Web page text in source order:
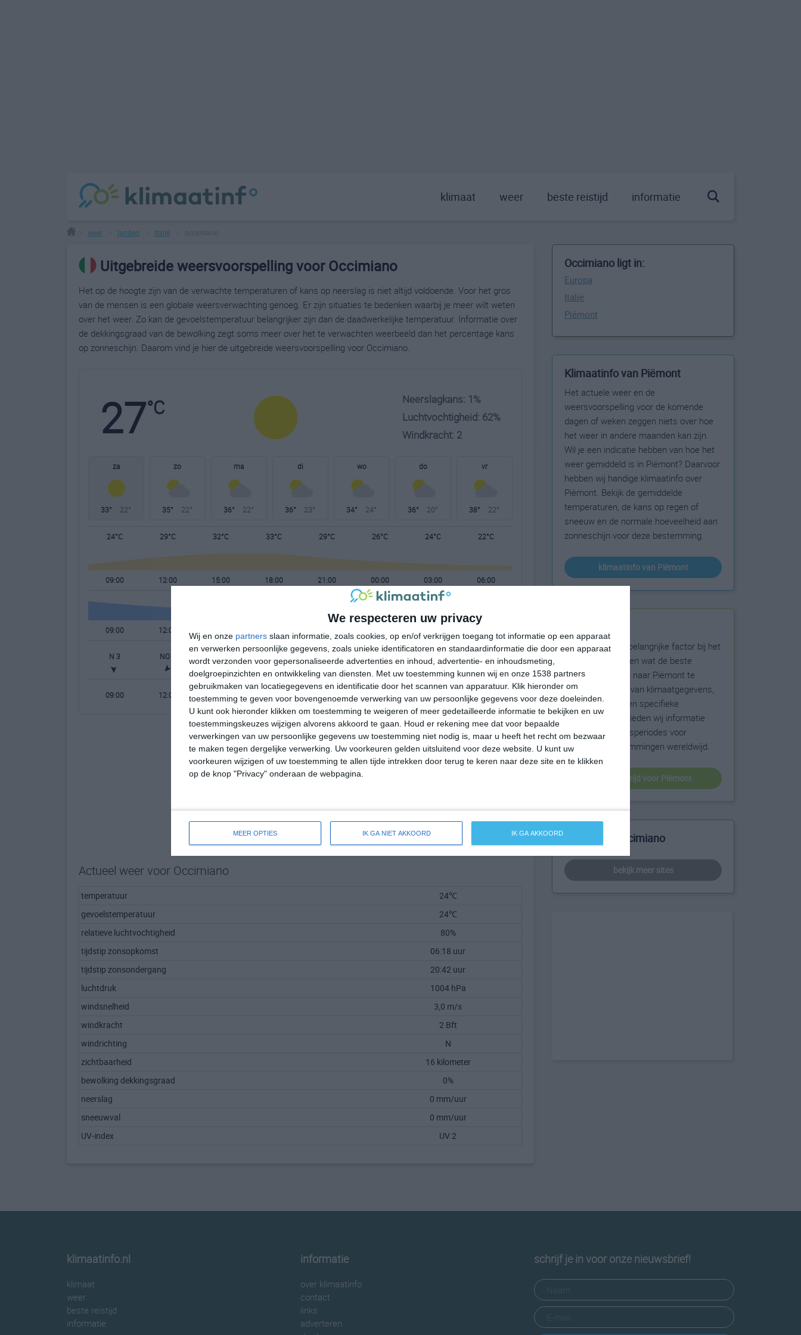
We respecteren uw privacy
Wij en onze partners slaan informatie, zoals cookies, op en/of verkrijgen toegang tot informatie op een apparaat
en verwerken persoonlijke gegevens, zoals unieke identificatoren en standaardinformatie die door een apparaat
wordt verzonden voor gepersonaliseerde advertenties en inhoud, advertentie- en inhoudsmeting,
doelgroepinzichten en ontwikkeling van diensten.
Met uw toestemming kunnen wij en onze 1538 partners
gebruikmaken van locatiegegevens en identificatie door het scannen van apparatuur. Klik hieronder om
toestemming te geven voor bovengenoemde verwerking van uw persoonlijke gegevens voor deze doeleinden.
U kunt ook hieronder klikken om toestemming te weigeren of meer gedetailleerde informatie te bekijken en uw
toestemmingskeuzes wijzigen alvorens akkoord te gaan.
Houd er rekening mee dat voor bepaalde
verwerkingen van uw persoonlijke gegevens uw toestemming niet nodig is, maar u heeft het recht om bezwaar
te maken tegen dergelijke verwerking. Uw voorkeuren gelden uitsluitend voor deze website. U kunt uw
voorkeuren wijzigen of uw toestemming te allen tijde intrekken door terug te keren naar deze site en te klikken
op de knop "Privacy" onderaan de webpagina.
MEER OPTIES IK GA NIET AKKOORD IK GA AKKOORD
klimaat weer beste reistijd informatie
weer landen italië
Uitgebreide weersvoorspelling voor Occimiano
Het op de hoogte zijn van de verwachte temperaturen of kans op neerslag is niet altijd voldoende. Voor het gros
van de mensen is een globale weersverwachting genoeg. Er zijn situaties te bedenken waarbij je meer wilt weten
over het weer. Zo kan de gevoelstemperatuur belangrijker zijn dan de daadwerkelijke temperatuur. Informatie over
de dekkingsgraad van de bewolking zegt soms meer over het te verwachten weerbeeld dan het percentage kans
op zonneschijn. Daarom vind je hier de uitgebreide weersvoorspelling voor Occimiano.
27°C
Neerslagkans: 1%
Luchtvochtigheid: 62%
Windkracht: 2
za
33° 22°
zo
35° 22°
ma
36° 22°
di
36° 23°
wo
34° 24°
do
36° 20°
vr
38° 22°
24°C 29°C 32°C 33°C 29°C 26°C 24°C 22°C
09:00 12:00 15:00 18:00 21:00 00:00 03:00 06:00
09:00 12:00
N 3 NO 2 ONO 2 NNO 1 NW 1 NNW 2 NNW 2
09:00 12:00 15:00 00:00
Actueel weer voor Occimiano
temperatuur
24℃
gevoelstemperatuur
24℃
relatieve luchtvochtigheid
80%
tijdstip zonsopkomst
06:18 uur
tijdstip zonsondergang
20:42 uur
luchtdruk
1004 hPa
windsnelheid
3,0 m/s
windkracht
2 Bft
windrichting
N
zichtbaarheid
16 kilometer
bewolking dekkingsgraad
0%
neerslag
0 mm/uur
sneeuwval
0 mm/uur
UV-index
UV 2
Occimiano ligt in:
Europa
Italië
Piëmont
Klimaatinfo van Piëmont
Het actuele weer en de
weersvoorspelling voor de komende
dagen of weken zeggen niets over hoe
het weer in andere maanden kan zijn.
Wil je een indicatie hebben van hoe het
weer gemiddeld is in Piëmont? Daarvoor
hebben wij handige klimaatinfo over
Piëmont. Bekijk de gemiddelde
temperaturen, de kans op regen of
sneeuw en de normale hoeveelheid aan
zonneschijn voor deze bestemming.
klimaatinfo van Piëmont
Het weer is een belangrijke factor bij het
reizen. Wil je weten wat de beste
maanden zijn om naar Piëmont te
reizen? Op basis van klimaatgegevens,
weersextremen en specifieke
weerinformatie bieden wij informatie
over de beste reisperiodes voor
duizenden bestemmingen wereldwijd.
beste reistijd voor Piëmont
Meer over Occimiano
bekijk meer sites
klimaatinfo.nl
klimaat
weer
beste reistijd
informatie
informatie
over klimaatinfo
contact
links
adverteren
schrijf je in voor onze nieuwsbrief!